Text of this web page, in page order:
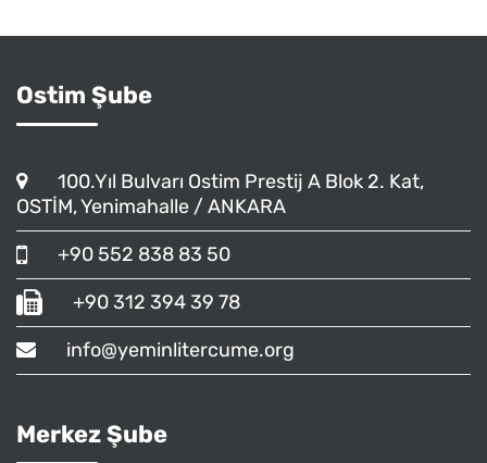
Ostim Şube
100.Yıl Bulvarı Ostim Prestij A Blok 2. Kat,
OSTİM, Yenimahalle / ANKARA
+90 552 838 83 50
+90 312 394 39 78
info@yeminlitercume.org
Merkez Şube